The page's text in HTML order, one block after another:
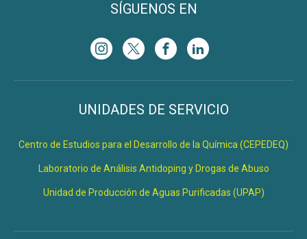
SÍGUENOS EN
UNIDADES DE SERVICIO
Centro de Estudios para el Desarrollo de la Química (CEPEDEQ)
Laboratorio de Análisis Antidoping y Drogas de Abuso
Unidad de Producción de Aguas Purificadas (UPAP)